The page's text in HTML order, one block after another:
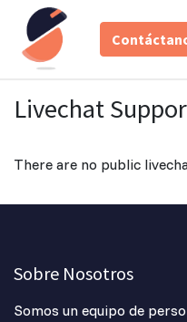
Livechat
There are no public
Sobre Nosotros
Somos un equipo de